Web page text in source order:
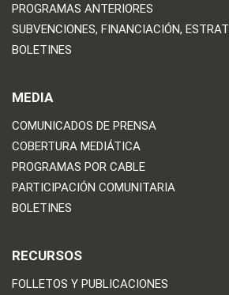
PROGRAMAS ANTERIORES
SUBVENCIONES, FINANCIACIÓN,
BOLETINES
MEDIA
COMUNICADOS DE PRENSA
COBERTURA MEDIÁTICA
PROGRAMAS POR CABLE
PARTICIPACIÓN COMUNITARIA
BOLETINES
RECURSOS
FOLLETOS Y PUBLICACIONES